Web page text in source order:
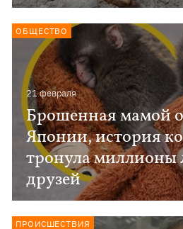
21 февраля
Брошенная мамой
Японии, история
тронула
друзей
ОБЩЕСТВО
ПРОИСШЕСТВИЯ